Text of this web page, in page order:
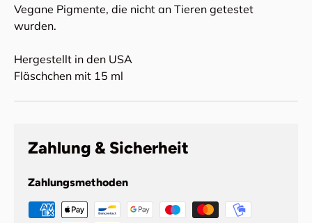
Vegane Pigmente, die nicht an Tieren getestet
wurden.
Hergestellt in den USA
Fläschchen mit 15 ml
Zahlung & Sicherheit
Zahlungsmethoden